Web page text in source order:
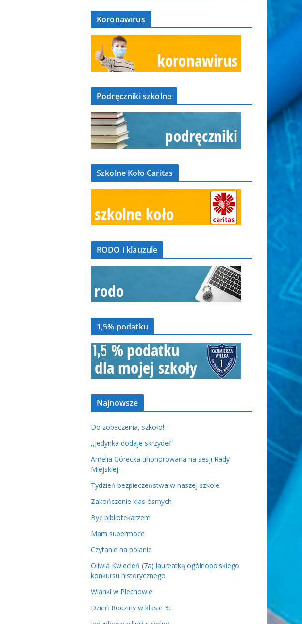
Koronawirus
Podręczniki szkolne
Szkolne Koło Caritas
RODO i klauzule
1,5% podatku
Najnowsze
Do zobaczenia, szkoło!
,,Jedynka dodaje skrzydeł”
Amelia Górecka uhonorowana na sesji Rady
Miejskiej
Tydzień bezpieczeństwa w naszej szkole
Zakończenie klas ósmych
Być bibliotekarzem
Mam supermoce
Czytanie na polanie
Oliwia Kwiecień (7a) laureatką ogólnopolskiego
konkursu historycznego
Wianki w Plechowie
Dzień Rodziny w klasie 3c